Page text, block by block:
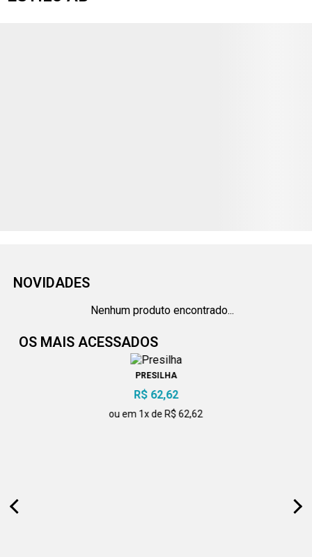
NOVIDADES
Nenhum produto encontrado...
OS MAIS ACESSADOS
PRESILHA
R$ 62,62
ou em 1x de R$ 62,62